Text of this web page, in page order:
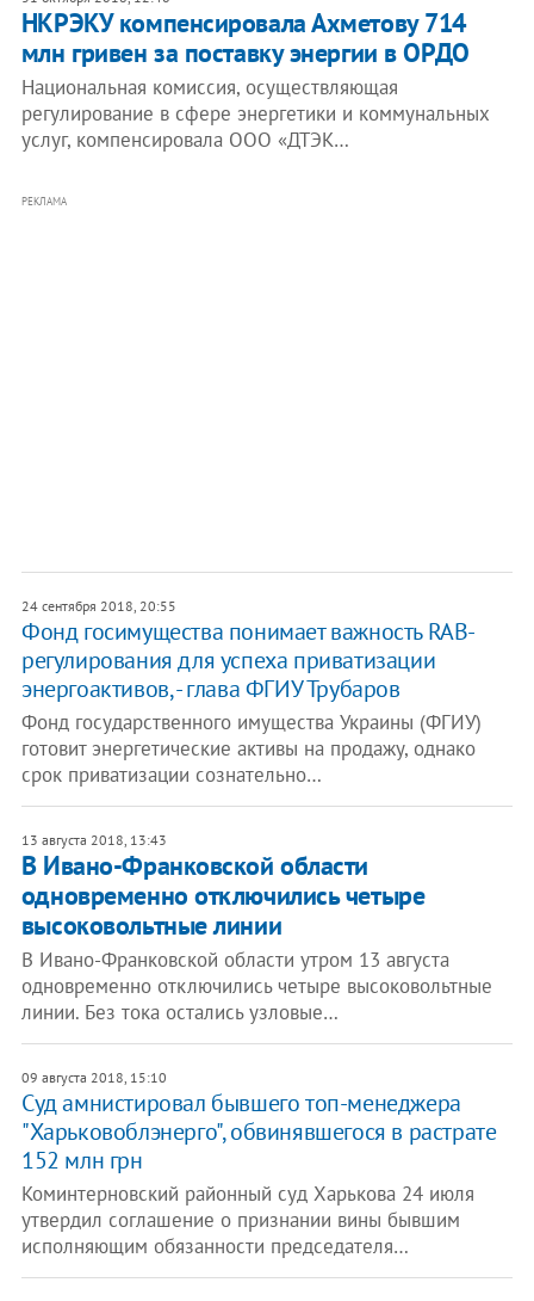
НКРЭКУ компенсировала Ахметову 714
млн гривен за поставку энергии в ОРДО
Национальная комиссия, осуществляющая
регулирование в сфере энергетики и коммунальных
услуг, компенсировала ООО «ДТЭК…
РЕКЛАМА
24 сентября 2018, 20:55
Фонд госимущества понимает важность RAB-
регулирования для успеха приватизации
энергоактивов, - глава ФГИУ Трубаров
Фонд государственного имущества Украины (ФГИУ)
готовит энергетические активы на продажу, однако
срок приватизации сознательно…
13 августа 2018, 13:43
В Ивано-Франковской области
одновременно отключились четыре
высоковольтные линии
В Ивано-Франковской области утром 13 августа
одновременно отключились четыре высоковольтные
линии. Без тока остались узловые…
09 августа 2018, 15:10
​Суд амнистировал бывшего топ-менеджера
"Харьковоблэнерго", обвинявшегося в растрате
152 млн грн
Коминтерновский районный суд Харькова 24 июля
утвердил соглашение о признании вины бывшим
исполняющим обязанности председателя…